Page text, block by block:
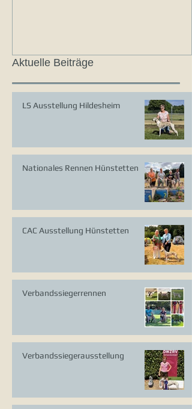
Aktuelle Beiträge
LS Ausstellung Hildesheim
Nationales Rennen Hünstetten
CAC Ausstellung Hünstetten
Verbandssiegerrennen
Verbandssiegerausstellung